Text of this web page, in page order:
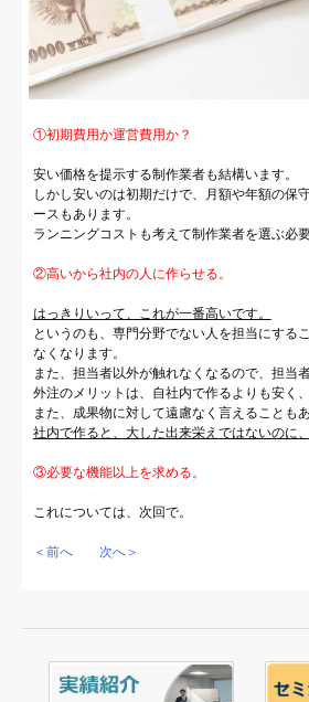
①初期費用か運営費用か？
安い価格を提示する制作業者も結構います。
しかし安いのは初期だけで、月額や年額の保
ースもあります。
ランニングコストも考えて制作業者を選ぶ必
②高いから社内の人に作らせる。
はっきりいって、これが一番高いです。
というのも、専門分野でない人を担当にする
なくなります。
また、担当者以外が触れなくなるので、担当
外注のメリットは、自社内で作るよりも安く
また、成果物に対して遠慮なく言えることもあ
社内で作ると、大した出来栄えではないのに
③必要な機能以上を求める。
これについては、次回で。
＜前へ 次へ＞